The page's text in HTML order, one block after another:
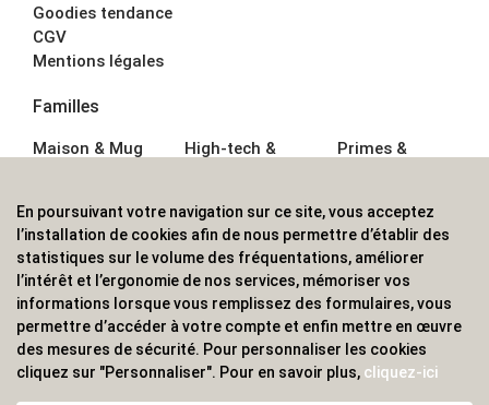
Goodies tendance
CGV
Mentions légales
Familles
Maison & Mug
Écriture
Bagagerie sacs
High-tech &
Sport &
Outdoor
Enfant
Primes &
Boisson
Textile &
Casquette
Accessoires de
ALVS, fournisseur d'objets publicitaires, pour les
professionnels. Une implantation nationale, une
En poursuivant votre navigation sur ce site, vous acceptez
l’installation de cookies afin de nous permettre d’établir des
statistiques sur le volume des fréquentations, améliorer
l’intérêt et l’ergonomie de nos services, mémoriser vos
informations lorsque vous remplissez des formulaires, vous
permettre d’accéder à votre compte et enfin mettre en œuvre
des mesures de sécurité. Pour personnaliser les cookies
cliquez sur "Personnaliser". Pour en savoir plus, cliquez-ici